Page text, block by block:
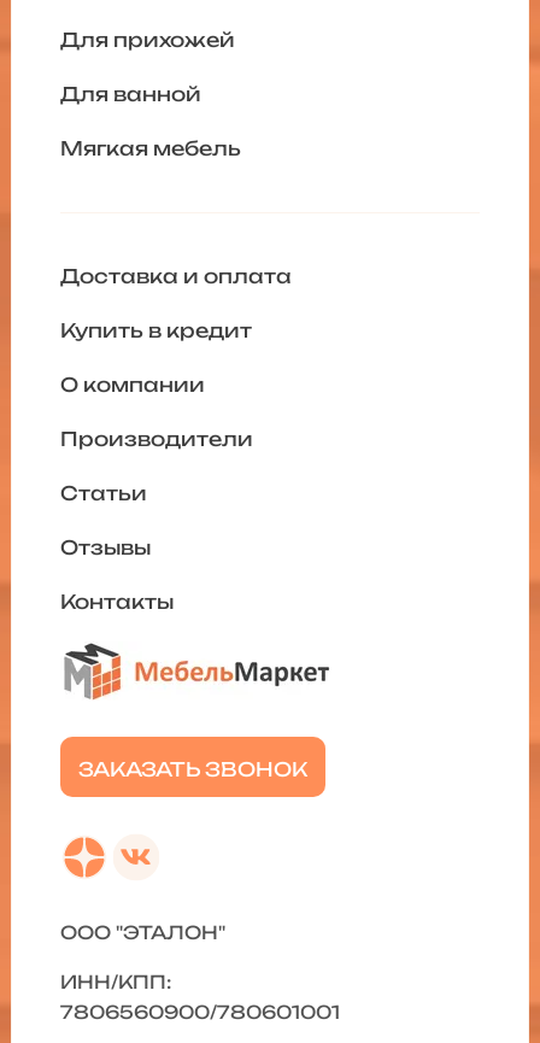
Для прихожей
Для ванной
Мягкая мебель
ЗАКАЗАТЬ ЗВОНОК
Доставка и оплата
Купить в кредит
О компании
Производители
Статьи
Отзывы
Контакты
ООО "ЭТАЛОН"
ИНН/КПП:
7806560900/780601001